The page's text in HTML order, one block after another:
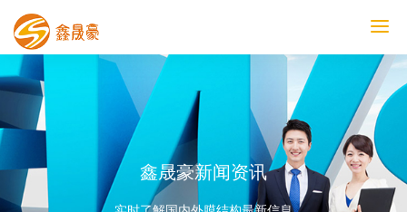
鑫晟豪首页
产品中心
工程案例
膜结构车棚
污水池反吊膜加盖
鑫晟豪资讯
关于鑫晟豪
联系鑫晟豪
鑫晟豪新闻资讯